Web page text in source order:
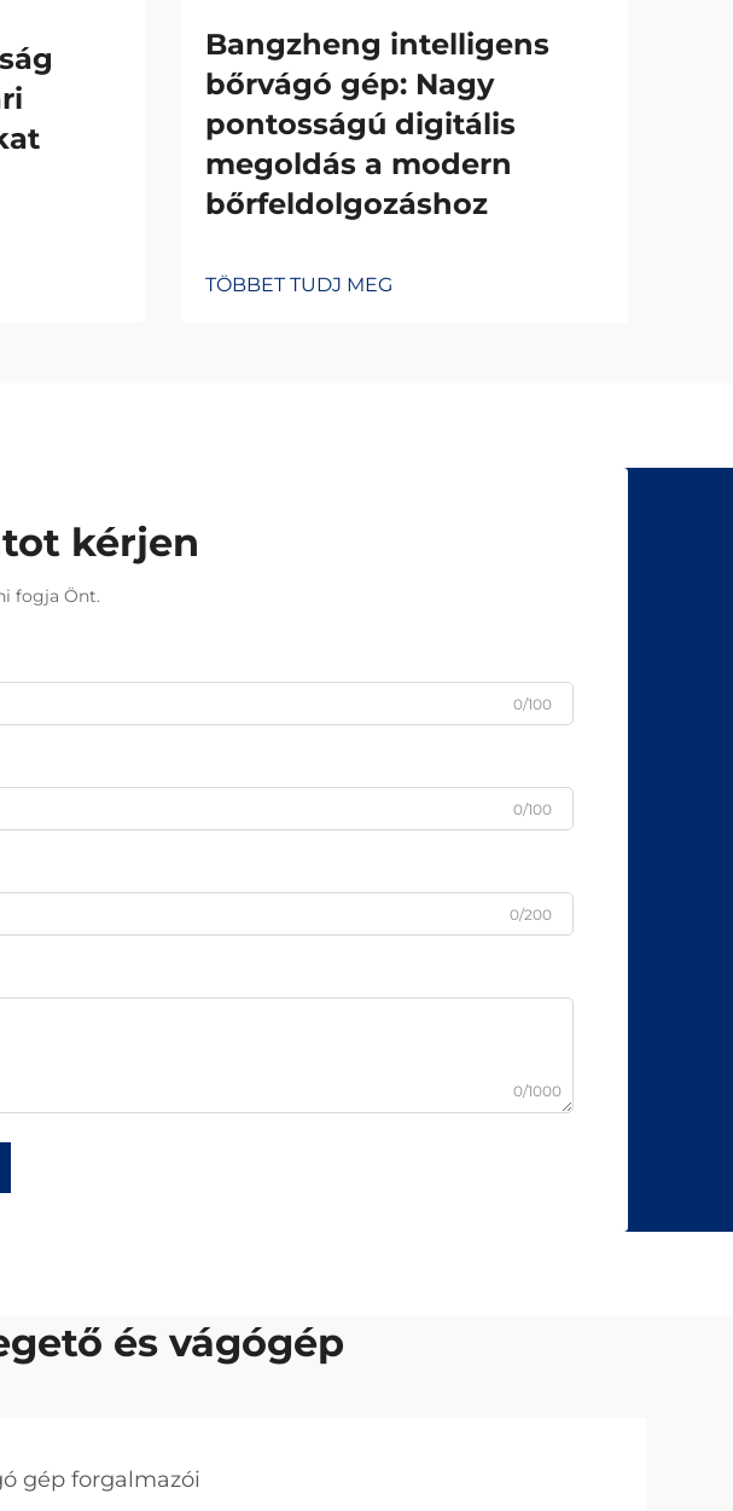
Bangzheng intelligens
bőrvágó gép: Nagy
pontosságú digitális
megoldás a modern
bőrfeldolgozáshoz
TÖBBET TUDJ MEG
kérjen
fogja Önt.
0/100
0/100
0/200
0/1000
és vágógép
gép forgalmazói